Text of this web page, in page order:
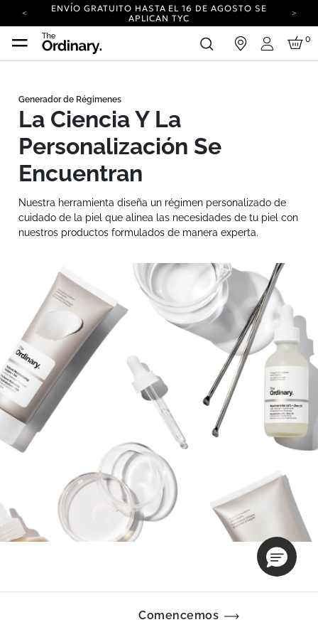
ENVÍO GRATUITO HASTA EL 16 DE AGOSTO SE
APLICAN TYC
INICIA SESIÓN PARA VER LAS NOVEDADES.
ENVÍO NEUTRO EN CARBONO EN TODOS LOS
TU CUENTA TIENE UN NUEVO LOOK
INICIA SESIÓN PARA VER LAS NOVEDADES.
ENVÍO NEUTRO EN CARBONO EN TODOS LOS
PEDIDOS.
Iniciar
0
sesión
La Ciencia Y La
Personalización Se
Encuentran
Nuestra herramienta diseña un régimen personalizado de
cuidado de la piel que alinea las necesidades de tu piel con
nuestros productos formulados de manera experta.
Comencemos